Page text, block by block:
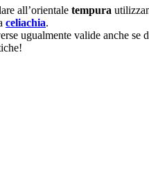
all’orientale tempura
celiachia.
ugualmente valide anche